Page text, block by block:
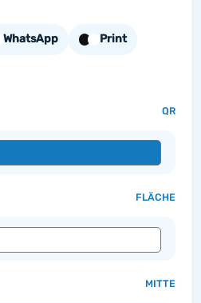
WhatsApp Print
QR
FLÄCHE
MITTE